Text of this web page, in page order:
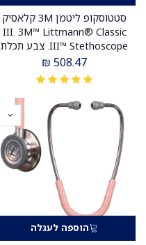
סטטוסקופ ליטמן 3M קלאסיק
III. 3M™ Littmann® Classic
III™ Stethoscope. צבע תכלת
שנים . יבוא רשמי לישראל.
508.47
₪
הוספה לעגלה